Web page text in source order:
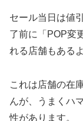
セール当日は値
了前に「POP変
れる店舗もある
これは店舗の在
んが、うまくハ
性があります。